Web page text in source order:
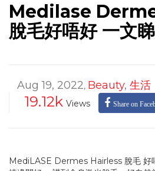
Medilase
脫毛好唔好 一文
Aug 19, 2022, Beauty, 生活
19.12k Views Share on
MediLASE Dermes Hairless 脫毛 好